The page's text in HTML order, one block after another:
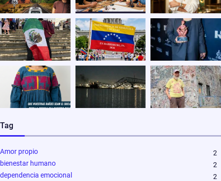
Tag
Amor propio
2
bienestar humano
2
dependencia emocional
2